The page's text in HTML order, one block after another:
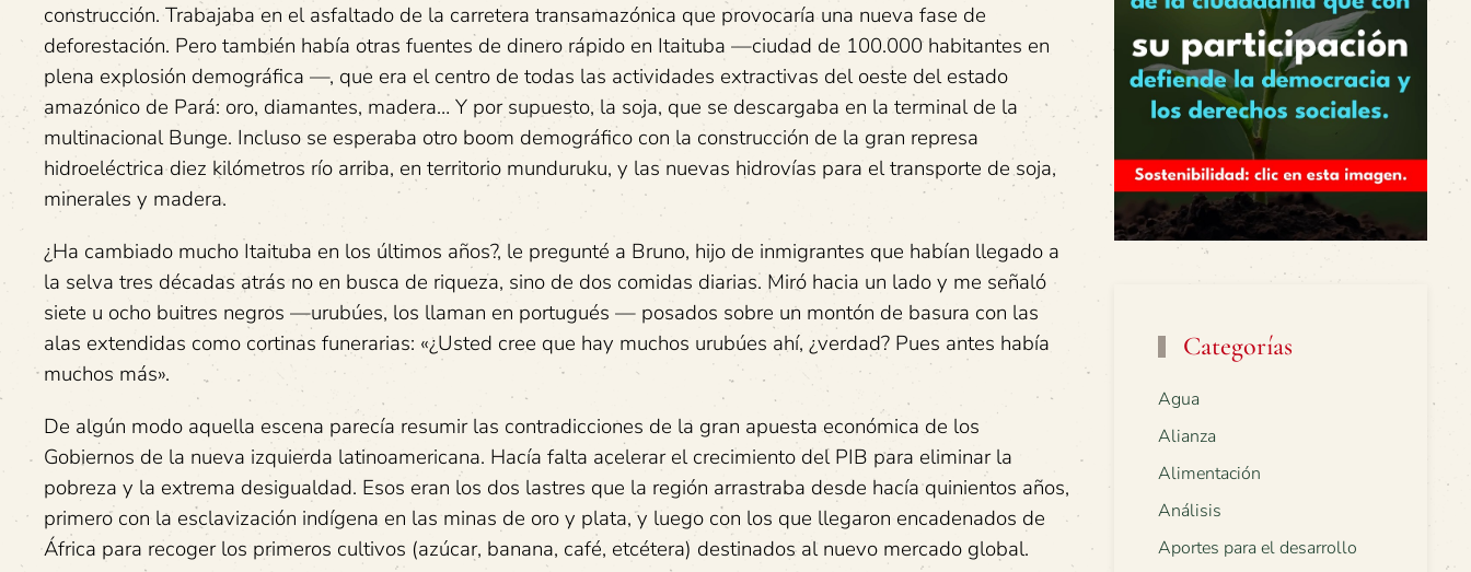
construcción. Trabajaba en el asfaltado de la carretera transamazónica que provocaría una nueva fase de
deforestación. Pero también había otras fuentes de dinero rápido en Itaituba —ciudad de 100.000 habitantes en
plena explosión demográfica —, que era el centro de todas las actividades extractivas del oeste del estado
amazónico de Pará: oro, diamantes, madera… Y por supuesto, la soja, que se descargaba en la terminal de la
multinacional Bunge. Incluso se esperaba otro boom demográfico con la construcción de la gran represa
hidroeléctrica diez kilómetros río arriba, en territorio munduruku, y las nuevas hidrovías para el transporte de soja,
minerales y madera.
¿Ha cambiado mucho Itaituba en los últimos años?, le pregunté a Bruno, hijo de inmigrantes que habían llegado a
la selva tres décadas atrás no en busca de riqueza, sino de dos comidas diarias. Miró hacia un lado y me señaló
siete u ocho buitres negros —urubúes, los llaman en portugués — posados sobre un montón de basura con las
alas extendidas como cortinas funerarias: «¿Usted cree que hay muchos urubúes ahí, ¿verdad? Pues antes había
muchos más».
De algún modo aquella escena parecía resumir las contradicciones de la gran apuesta económica de los
Gobiernos de la nueva izquierda latinoamericana. Hacía falta acelerar el crecimiento del PIB para eliminar la
pobreza y la extrema desigualdad. Esos eran los dos lastres que la región arrastraba desde hacía quinientos años,
primero con la esclavización indígena en las minas de oro y plata, y luego con los que llegaron encadenados de
África para recoger los primeros cultivos (azúcar, banana, café, etcétera) destinados al nuevo mercado global.
Categorías
Agua
Alianza
Alimentación
Análisis
Aportes para el desarrollo